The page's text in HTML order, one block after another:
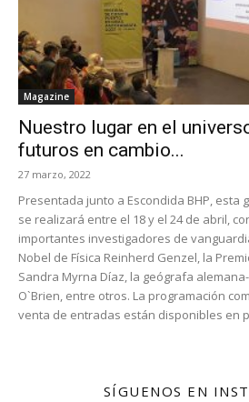
Magazine
Nuestro lugar en el
futuros en cambio...
27 marzo, 2022
Presentada junto a Escondida BHP, esta
se realizará entre el 18 y el 24 de abril,
importantes investigadores de
Nobel de Física Reinherd Genzel, la
Sandra Myrna Díaz, la geógrafa
O`Brien, entre otros. La programación
venta de entradas están disponibles en
SÍGUENOS EN